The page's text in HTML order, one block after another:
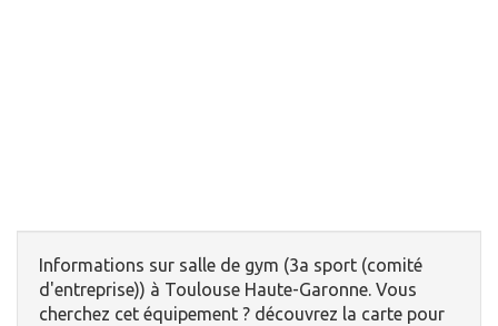
Informations sur salle de gym (3a sport (comité
d'entreprise)) à Toulouse Haute-Garonne. Vous
cherchez cet équipement ? découvrez la carte pour